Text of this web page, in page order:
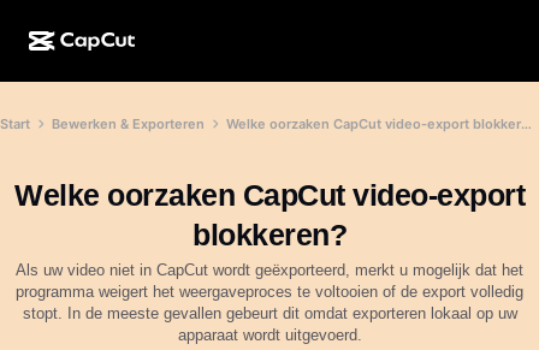
CapCut Desktop
CapCut Online
CapCut Mobiel
AI-creatie
AI-videogenerator
AI-afbeeldingengenerator
Functies
Video-editor en -generator
Afbeeldingseditor en -generator
Spraakgenerator en -editor
Sjablonen voor sociale media
Feestdagensjablonen
Kalendersjablonen
Over
Partners
Start Bewerken & Exporteren Welke oorzaken CapCut video-export blokkeren?
Welke oorzaken CapCut video-export
blokkeren?
Als uw video niet in CapCut wordt geëxporteerd, merkt u mogelijk dat het
programma weigert het weergaveproces te voltooien of de export volledig
stopt. In de meeste gevallen gebeurt dit omdat exporteren lokaal op uw
apparaat wordt uitgevoerd.